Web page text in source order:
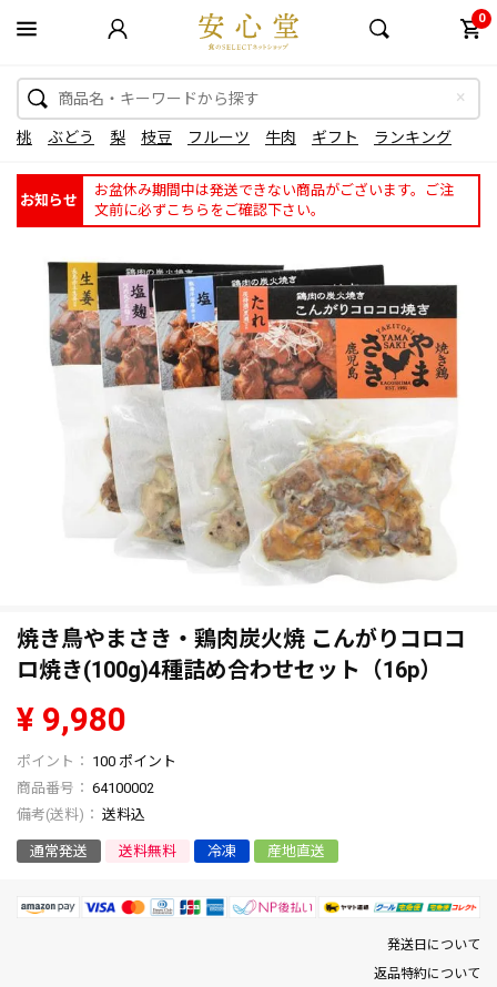
0
桃 ぶどう 梨 枝豆 フルーツ 牛肉 ギフト ランキング
お知らせ
お盆休み期間中は発送できない商品がございます。ご注
文前に必ずこちらをご確認下さい。
焼き鳥やまさき・鶏肉炭火焼 こんがりコロコ
ロ焼き(100g)4種詰め合わせセット（16p）
¥ 9,980
100 ポイント
商品番号
64100002
送料込
通常発送 送料無料 冷凍 産地直送
発送日について
返品特約について